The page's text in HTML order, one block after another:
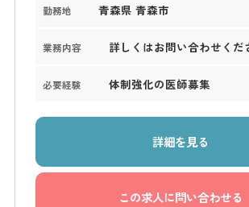
勤務地 青森県 青森市
業務内容 詳しくはお問い合わせくだ
必要経験 体制強化の医師募集
詳細を見る
この求人に問い合わせる